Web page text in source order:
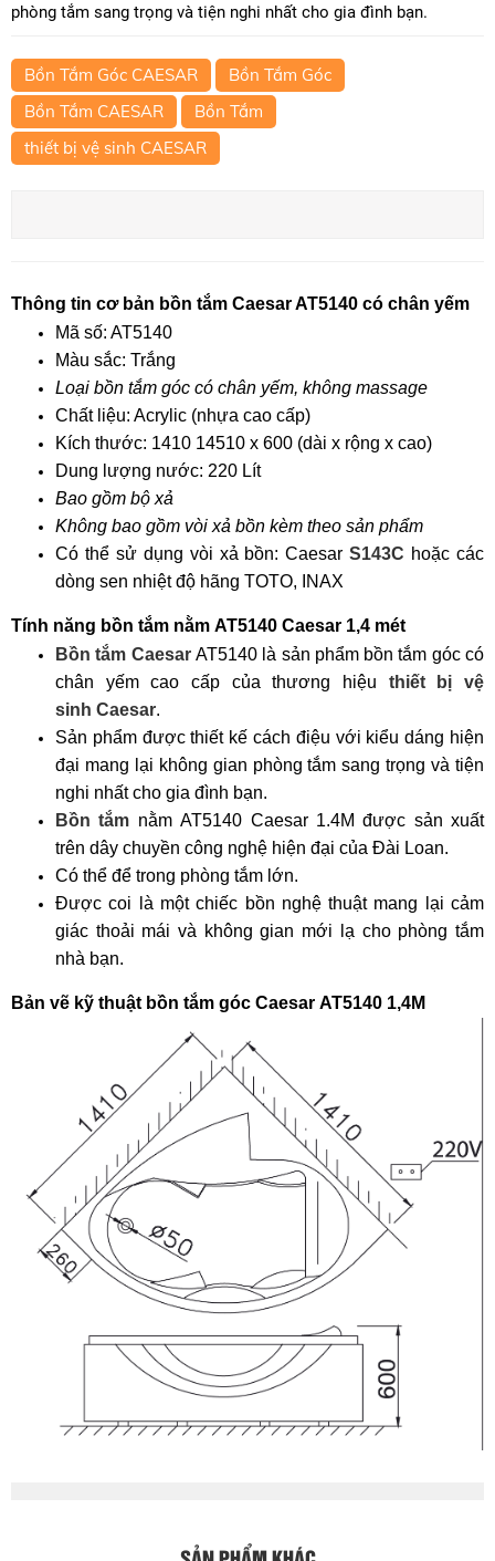
phòng tắm sang trọng và tiện nghi nhất cho gia đình bạn.
Bồn Tắm Góc CAESAR
Bồn Tắm Góc
Bồn Tắm CAESAR
Bồn Tắm
thiết bị vệ sinh CAESAR
Thông tin cơ bản bồn tắm Caesar AT5140 có chân yếm
Mã số: AT5140
Màu sắc: Trắng
Loại bồn tắm góc có chân yếm, không massage
Chất liệu: Acrylic (nhựa cao cấp)
Kích thước: 1410 14510 x 600 (dài x rộng x cao)
Dung lượng nước: 220 Lít
Bao gồm bộ xả
Không bao gồm vòi xả bồn kèm theo sản phẩm
Có thể sử dụng vòi xả bồn: CaesarS143C hoặc các
dòng sen nhiệt độ hãng TOTO, INAX
Tính năng bồn tắm nằm AT5140 Caesar 1,4 mét
Bồn tắm Caesar AT5140là sản phẩm bồn tắm góc có
chân yếm cao cấp của thương hiệu thiết bị vệ
sinh Caesar.
Sản phẩm được thiết kế cách điệu với kiểu dáng hiện
đại mang lại không gian phòng tắm sang trọng và tiện
nghi nhất cho gia đình bạn.
Bồn tắm nằmAT5140 Caesar 1.4M được sản xuất
trên dây chuyền công nghệ hiện đại của Đài Loan.
Có thể để trong phòng tắm lớn.
Được coi là một chiếc bồn nghệ thuật mang lại cảm
giác thoải mái và không gian mới lạ cho phòng tắm
nhà bạn.
Bản vẽ kỹ thuật bồn tắm góc Caesar AT5140 1,4M